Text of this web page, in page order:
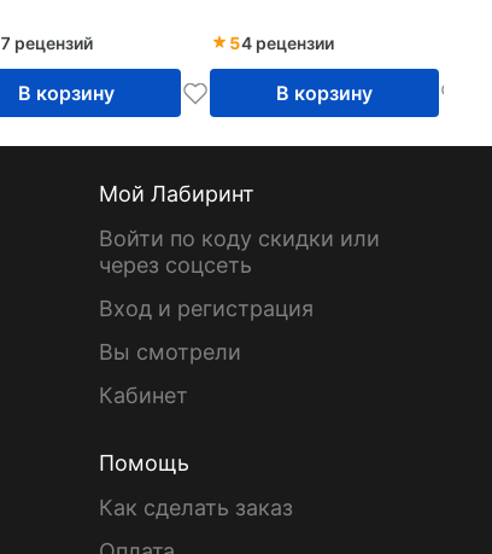
7 рецензий
В корзину
54 рецензии
В корзину
Мой Лабиринт
Войти по коду скидки или
через соцсеть
Вход и регистрация
Вы смотрели
Кабинет
Помощь
Как сделать заказ